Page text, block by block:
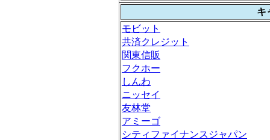
キ
モビット
共済クレジット
関東信販
フクホー
しんわ
ニッセイ
友林堂
アミーゴ
シティファイナンスジャパン